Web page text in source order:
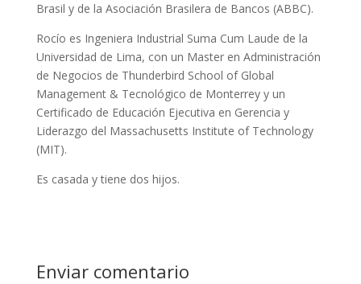
Brasil y de la Asociación Brasilera de Bancos (ABBC).
Rocío es Ingeniera Industrial Suma Cum Laude de la
Universidad de Lima, con un Master en Administración
de Negocios de Thunderbird School of Global
Management & Tecnológico de Monterrey y un
Certificado de Educación Ejecutiva en Gerencia y
Liderazgo del Massachusetts Institute of Technology
(MIT).
Es casada y tiene dos hijos.
Enviar comentario